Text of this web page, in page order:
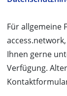
Für allgemeine
Ihnen gerne
Verfügung.